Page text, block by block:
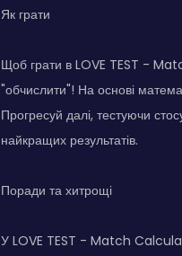
Як грати
Щоб грати в LOVE TEST -
"обчислити"! На основі
Прогресуй далі, тестуючи
найкращих результатів.
Поради та хитрощі
У LOVE TEST - Match